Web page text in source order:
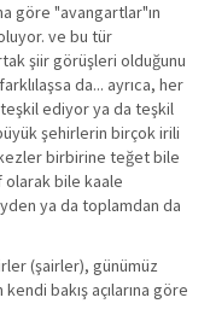
göre "avangartlar"ın
ve bu tür
şiir görüşleri olduğunu
da... ayrıca, her
ediyor ya da teşkil
şehirlerin birçok irili
birbirine teğet bile
bile kaale
ya da toplamdan da
(şairler), günümüz
bakış açılarına göre